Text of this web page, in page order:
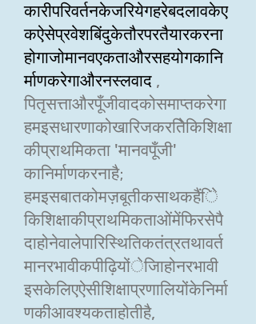
कारीपरिवर्तनकेजरियेगहरेबदलावकेए
कऐसेप्रवेशबिंदुकेतौरपरतैयारकरना
होगाजोमानवएकताऔरसहयोगकानि
र्माणकरेगाऔरनस्लवाद ,
पितृसत्ताऔरपूँजीवादकोसमाप्तकरेगा
हमइसधारणाकोखारिजकरतेिकिशिक्षा
कीप्राथमिकता 'मानवपूँजी'
कानिर्माणकरनाहै;
हमइसबातकोमज़बूतीकसाथकहैंेि
किशिक्षाकीप्राथमिकताओंमेंफिरसेपै
दाहोनेवालेपारिस्थितिकतंत्रतथावर्त
मानरभावीकपीढ़ियोंेजिाहोनरभावी
इसकेलिएऐसीशिक्षाप्रणालियोंकेनिर्मा
णकीआवश्यकताहोतीहै,